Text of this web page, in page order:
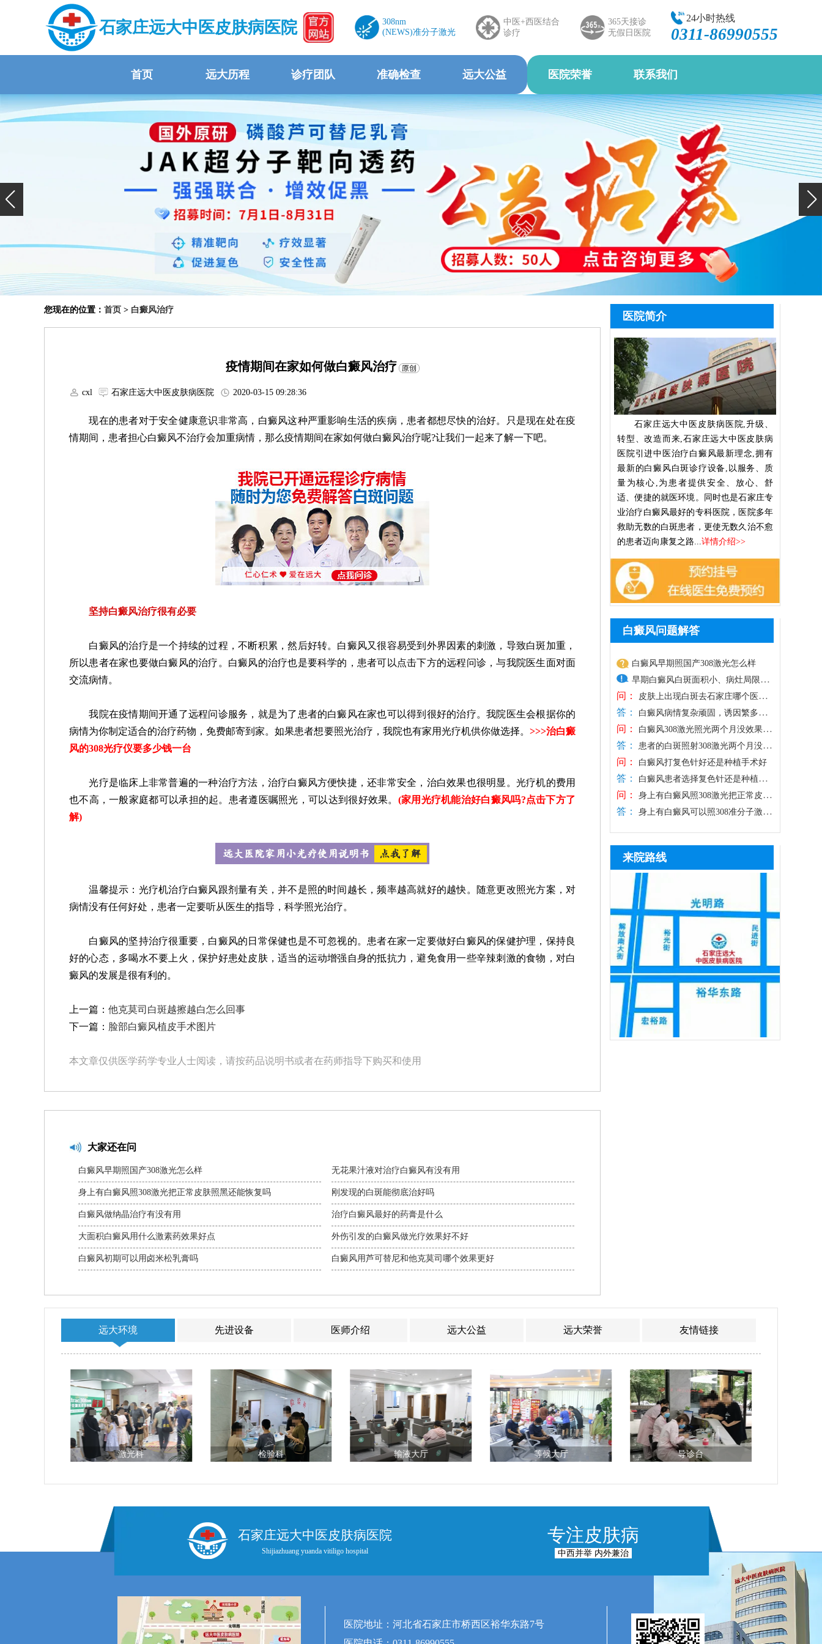
石家庄远大中医皮肤病医院
308nm
(NEWS)准分子激光
中医+西医结合
诊疗
365天接诊
无假日医院
24小时热线
0311-86990555
首页 远大历程 诊疗团队 准确检查 远大公益 医院荣誉 联系我们
您现在的位置： 首页 > 白癜风治疗
疫情期间在家如何做白癜风治疗
cxl 石家庄远大中医皮肤病医院 2020-03-15 09:28:36
现在的患者对于安全健康意识非常高，白癜风这种严重影响生活的疾病，患者都想尽快的治好。只是现在处在疫
情期间，患者担心白癜风不治疗会加重病情，那么疫情期间在家如何做白癜风治疗呢?让我们一起来了解一下吧。
坚持白癜风治疗很有必要
白癜风的治疗是一个持续的过程，不断积累，然后好转。白癜风又很容易受到外界因素的刺激，导致白斑加重，
所以患者在家也要做白癜风的治疗。白癜风的治疗也是要科学的，患者可以点击下方的远程问诊，与我院医生面对面
交流病情。
我院在疫情期间开通了远程问诊服务，就是为了患者的白癜风在家也可以得到很好的治疗。我院医生会根据你的
病情为你制定适合的治疗药物，免费邮寄到家。如果患者想要照光治疗，我院也有家用光疗机供你做选择。 >>>治白癜
风的308光疗仪要多少钱一台
光疗是临床上非常普遍的一种治疗方法，治疗白癜风方便快捷，还非常安全，治白效果也很明显。光疗机的费用
也不高，一般家庭都可以承担的起。患者遵医嘱照光，可以达到很好效果。 (家用光疗机能治好白癜风吗?点击下方了
解)
温馨提示：光疗机治疗白癜风跟剂量有关，并不是照的时间越长，频率越高就好的越快。随意更改照光方案，对
病情没有任何好处，患者一定要听从医生的指导，科学照光治疗。
白癜风的坚持治疗很重要，白癜风的日常保健也是不可忽视的。患者在家一定要做好白癜风的保健护理，保持良
好的心态，多喝水不要上火，保护好患处皮肤，适当的运动增强自身的抵抗力，避免食用一些辛辣刺激的食物，对白
癜风的发展是很有利的。
上一篇： 他克莫司白斑越擦越白怎么回事
下一篇： 脸部白癜风植皮手术图片
本文章仅供医学药学专业人士阅读，请按药品说明书或者在药师指导下购买和使用
大家还在问
白癜风早期照国产308激光怎么样
身上有白癜风照308激光把正常皮肤照黑还能恢复吗
白癜风做纳晶治疗有没有用
大面积白癜风用什么激素药效果好点
白癜风初期可以用卤米松乳膏吗
无花果汁液对治疗白癜风有没有用
刚发现的白斑能彻底治好吗
治疗白癜风最好的药膏是什么
外伤引发的白癜风做光疗效果好不好
白癜风用芦可替尼和他克莫司哪个效果更好
医院简介
石家庄远大中医皮肤病医院,升级、
转型、改造而来,石家庄远大中医皮肤病
医院引进中医治疗白癜风最新理念,拥有
最新的白癜风白斑诊疗设备,以服务、质
量为核心,为患者提供安全、放心、舒
适、便捷的就医环境。同时也是石家庄专
业治疗白癜风最好的专科医院，医院多年
救助无数的白斑患者，更使无数久治不愈
的患者迈向康复之路... 详情介绍>>
白癜风问题解答
白癜风早期照国产308激光怎么样
早期白癜风白斑面积小、病灶局限，
皮肤损伤较轻，光疗是优选治疗方
式，国产308激光照射光斑面积通常偏
大，更适合大面积白斑治疗，相较之
下，进口308激光靶向性强、光源稳
定，可直接作用于患处，不损伤周边
健康肌肤，兼具安全性与高效性，能
快速激活黑色素细胞，更适配早期白
癜风的治疗需求。患者进行308激光治
量，坚持
问：
治好
答：
若是随意前往小诊所、普通门诊医治，极
易因误诊误治、千人一方的方法造成白斑
扩散，白白浪费时间与医药费，确诊白斑
一定要选择正规医院诊治。石家庄远大深
耕白癜风诊疗多年，专注白癜风专项治
疗，坚持先查后治原则，依托伍德灯、三
素脱失程度、白斑分期与发病诱因，再结
合患
问：
怎么办
答：
果跟多种因素有关，如：照射剂量、日常
护理、治疗依从性等，需结合患者的情况
具体分析。此外，白癜风属于慢性顽固性
皮肤病，短期治疗难以根治，部分患者间
患者可及时复诊，在医生指导下调整激光
剂量，同时联合中医定向治疗、药物渗透
等辅助方式，深层修复皮损、提升治疗效
问： 白癜风打复色针好还是种植手术好
答：
术，需结合自身病情、病程及皮肤状态综
合判断，复色针通过给药刺激黑色素细胞
黑色素种植手术为手术类治疗手段，仅适
合病情稳定期患者，要求白斑半年以上无
扩散、无新发皮损，该方法通过提取自身
健康黑色素细胞移植至白斑部位，复色速
度快、色素均匀度高，无论选择哪种方式
问：
照黑还能恢复吗
答：
着时间推移，做好护理措施，基本可逐步
恢复正常肤色。患者照光治白癜风还需确
定合适的频率，持之以恒，累积疗效，助
力病情稳步好转。照光期间需要定期复
查，评估疗效，分析病情变化特征，适当
的对治疗方案进行调整，使治疗持续贴合
病情，循序渐进消灭白斑。
来院路线
远大环境 先进设备 医师介绍 远大公益 远大荣誉 友情链接
激光科 检验科 输液大厅 等候大厅 导诊台
石家庄远大中医皮肤病医院
Shijiazhuang yuanda vitiligo hospital
专注皮肤病
中西并举 内外兼治
医院地址：河北省石家庄市桥西区裕华东路7号